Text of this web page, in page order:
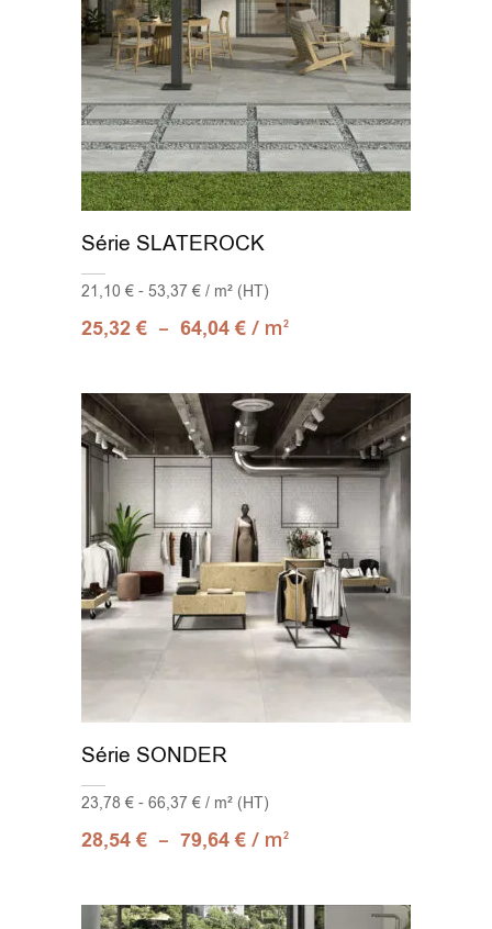
Série SLATEROCK
21,10 € - 53,37 € / m² (HT)
25,32€ – 64,04€ / m2
Série SONDER
23,78 € - 66,37 € / m² (HT)
28,54€ – 79,64€ / m2